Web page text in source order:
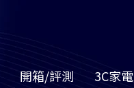
開箱/評測 3C家電